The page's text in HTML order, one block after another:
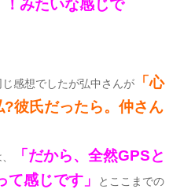
！みたいな感じで
感想でしたが弘中さんが「心
彼氏だったら。仲さん
「だから、全然GPSと
て感じです」
とここまでの